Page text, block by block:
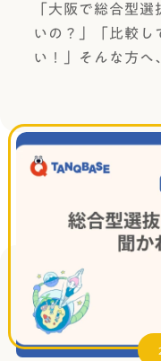
やすいでしょう
が一つではないと
とは違い、正解が
意味があります
異なる課題研究と
す。この違いを理
の大前提になり
る活動です。情
すが、自分独自
方、課題研究は
験や調査をし、考
索だけで答えが
こす必要がありま
「大阪で総合型
いの？」「比較し
い！」そんな方へ
ミなどを調査し
比較し、自分に1
阪でおすすめの総